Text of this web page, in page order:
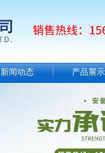
新闻动态 产品展示